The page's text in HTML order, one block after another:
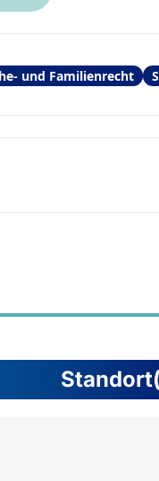
und Familienrecht